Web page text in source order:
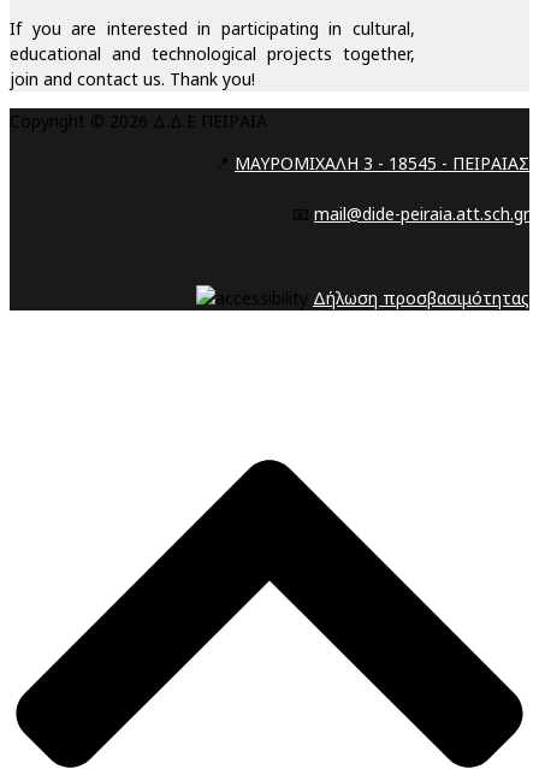
If you are interested in participating in cultural,
educational and technological projects together,
join and contact us. Thank you!
Copyright © 2026 Δ.Δ.Ε ΠΕΙΡΑΙΑ
📍 ΜΑΥΡΟΜΙΧΑΛΗ 3 - 18545 - ΠΕΙΡΑΙΑΣ
📧 mail@dide-peiraia.att.sch.gr
Δήλωση προσβασιμότητας